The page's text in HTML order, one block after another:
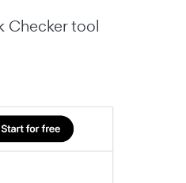
Checker tool